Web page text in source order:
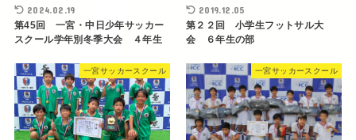
2024.02.19
第45回 一宮・中日少年サッカー
スクール学年別冬季大会 ４年生
2019.12.05
第２２回 小学生フットサル大
会 ６年生の部
一宮サッカースクール 一宮サッカースクール